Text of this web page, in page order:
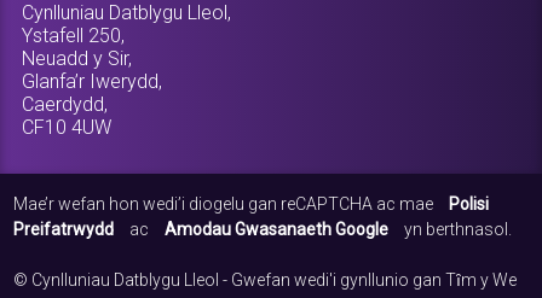
Cynlluniau Datblygu Lleol,
Ystafell 250,
Neuadd y Sir,
Glanfa’r Iwerydd,
Caerdydd,
CF10 4UW
Mae’r wefan hon wedi’i diogelu gan reCAPTCHA ac mae
Polisi
Preifatrwydd
ac Amodau Gwasanaeth Google yn berthnasol.
© Cynlluniau Datblygu Lleol - Gwefan wedi'i gynllunio gan Tȋm y We